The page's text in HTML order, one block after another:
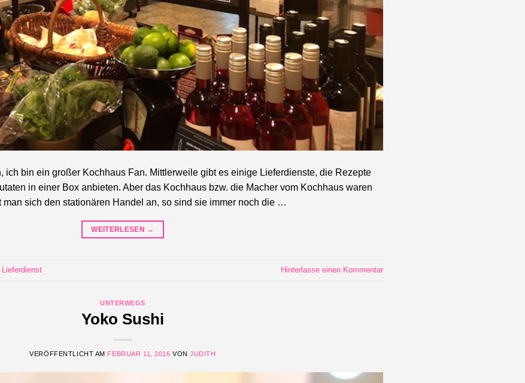
ich bin ein großer Kochhaus Fan. Mittlerweile gibt es einige Lieferdienste, die Rezepte
in einer Box anbieten. Aber das Kochhaus bzw. die Macher vom Kochhaus waren
man sich den stationären Handel an, so sind sie immer noch die …
WEITERLESEN →
Lieferdienst Hinterlasse einen Kommentar
UNTERWEGS
Yoko Sushi
VERÖFFENTLICHT AM FEBRUAR 11, 2016 VONJUDITH